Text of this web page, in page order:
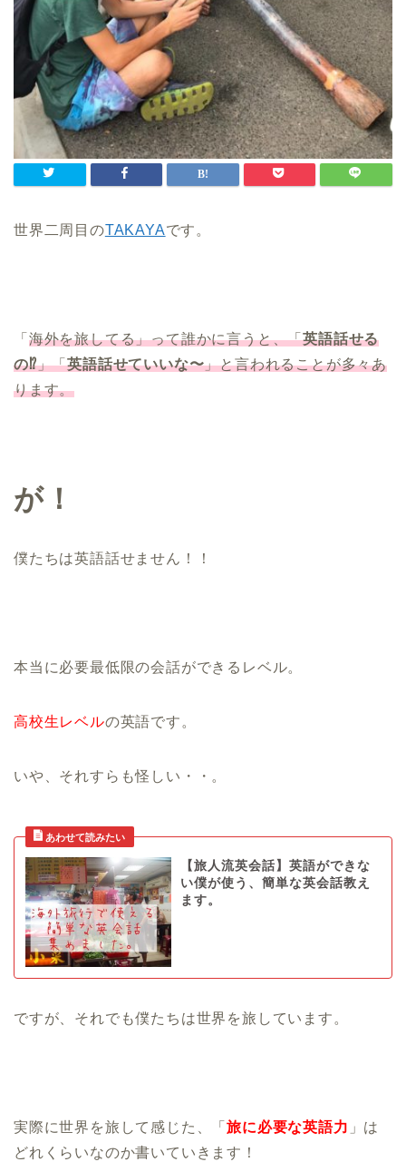
世界二周目のTAKAYAです。
「 海外を旅してる」って誰かに言うと、「英語話せる
の⁉︎」「英語話せていいな〜」と言われることが多々あ
ります。
が！
僕たちは英語話せません！！
本当に必要最低限の会話ができるレベル。
高校生レベルの英語です。
いや、それすらも怪しい・・。
【旅人流英会話】英語ができな
い僕が使う、簡単な英会話教え
ます。
ですが、それでも僕たちは世界を旅しています。
実際に世界を旅して感じた、「旅に必要な英語力 」は
どれくらいなのか書いていきます！